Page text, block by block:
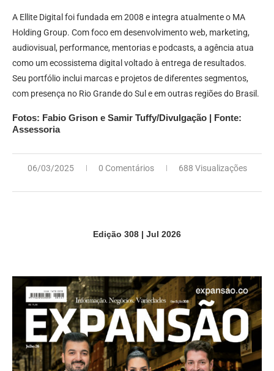
A Ellite Digital foi fundada em 2008 e integra atualmente o MA
Holding Group. Com foco em desenvolvimento web, marketing,
audiovisual, performance, mentorias e podcasts, a agência atua
como um ecossistema digital voltado à entrega de resultados.
Seu portfólio inclui marcas e projetos de diferentes segmentos,
com presença no Rio Grande do Sul e em outras regiões do Brasil.
Fotos: Fabio Grison e Samir Tuffy/Divulgação | Fonte:
Assessoria
06/03/2025 0 Comentários 688 Visualizações
Edição 308 | Jul 2026